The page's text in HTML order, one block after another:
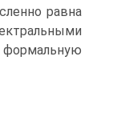
равна